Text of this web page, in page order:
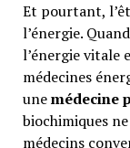
Et pourtant,
l’énergie.
l’énergie vitale
médecines
unemédecine
biochimiques
médecins